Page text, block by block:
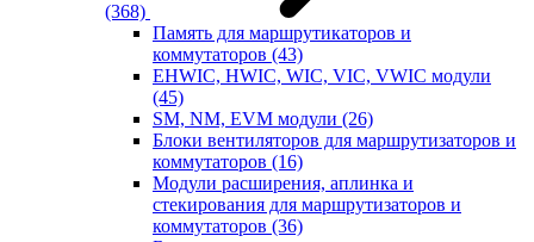
(368)
Память для маршрутикаторов и
коммутаторов (43)
EHWIC, HWIC, WIC, VIC, VWIC модули
(45)
SM, NM, EVM модули (26)
Блоки вентиляторов для маршрутизаторов и
коммутаторов (16)
Модули расширения, аплинка и
стекирования для маршрутизаторов и
коммутаторов (36)